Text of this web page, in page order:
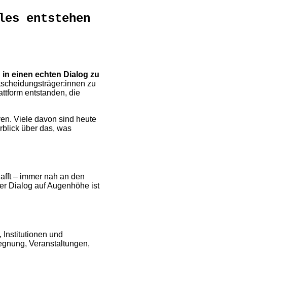
entstehen
in einen echten Dialog zu
zu
entstanden, die
Viele davon sind heute
über das, was
– immer nah an den
Dialog auf Augenhöhe ist
Institutionen und
Veranstaltungen,